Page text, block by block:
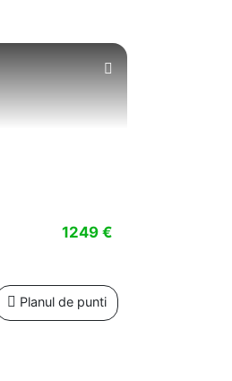
1249 €
Planul de punti